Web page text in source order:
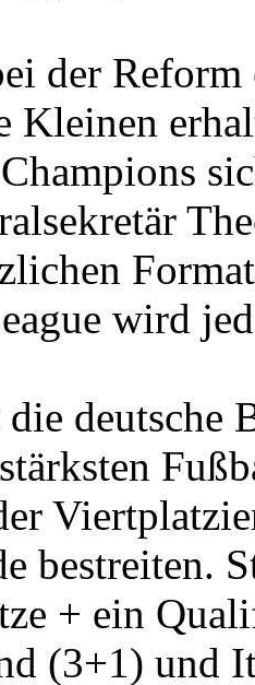
der
Kleinen
wird
deutsche
bestreiten.
+ ein
(3+1) und